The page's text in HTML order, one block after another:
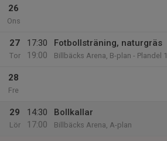
26
Ons
27
Tor
17:30
19:00
Fotbollsträning, naturgräs
Billbäcks Arena, B-plan - Plandel 1
28
Fre
29
Lör
14:30
17:00
Bollkallar
Billbäcks Arena, A-plan